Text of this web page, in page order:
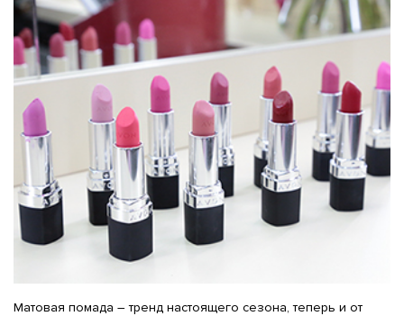
Матовая помада – тренд настоящего сезона, теперь и от